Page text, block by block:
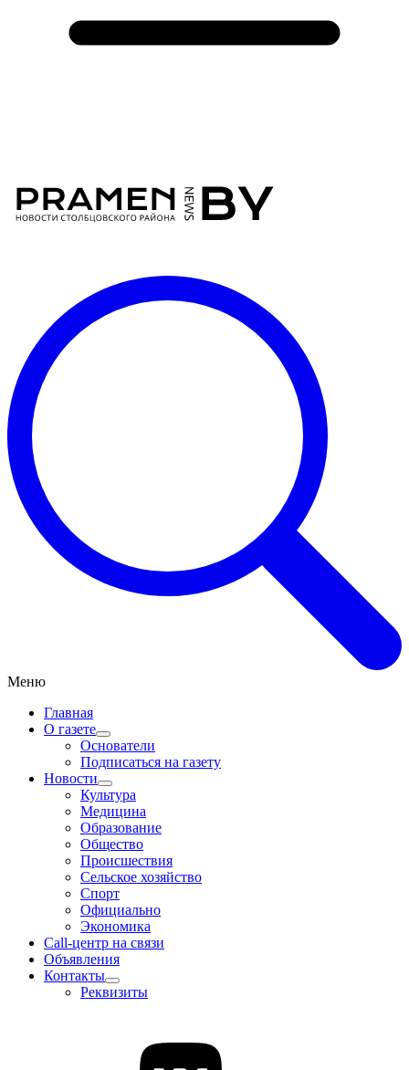
Меню
Главная
О газете
Основатели
Подписаться на газету
Новости
Культура
Медицина
Образование
Общество
Происшествия
Сельское хозяйство
Спорт
Официально
Экономика
Call-центр на связи
Объявления
Контакты
Реквизиты